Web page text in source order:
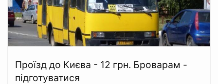
Проїзд до Києва - 12 грн. Броварам -
підготуватися